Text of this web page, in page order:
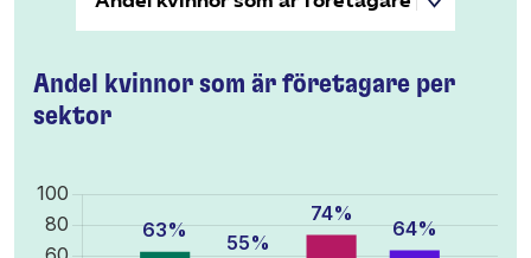
Andel kvinnor som är företagare per
sektor